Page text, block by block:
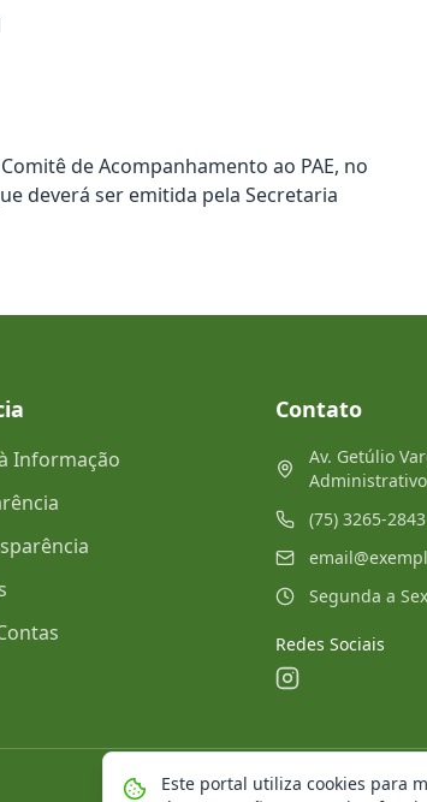
de Acompanhamento ao PAE, no
deverá ser emitida pela Secretaria
Informação
Contato
Av. Getúlio
(75) 3265-2843
Segunda a
Redes Sociais
Este portal utiliza cookies para